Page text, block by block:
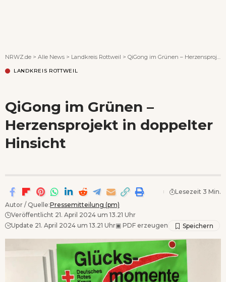
NRWZ.de > Alle News > Landkreis Rottweil > QiGong im Grünen – Herzensprojekt in doppelter Hinsicht
LANDKREIS ROTTWEIL
QiGong im Grünen –
Herzensprojekt in doppelter
Hinsicht
Autor / Quelle:Pressemitteilung (pm)
Veröffentlicht 21. April 2024 um 13.21 Uhr
Update 21. April 2024 um 13.21 Uhr▣ PDF erzeugen
Lesezeit 3 Min.